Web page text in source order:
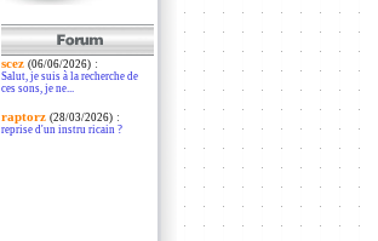
scez (06/06/2026):
Salut, je suis à la recherche de
ces sons, je ne...
raptorz (28/03/2026):
reprise d'un instru ricain ?